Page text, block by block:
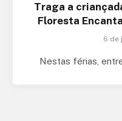
Traga a
Floresta
6 de
Nestas férias,